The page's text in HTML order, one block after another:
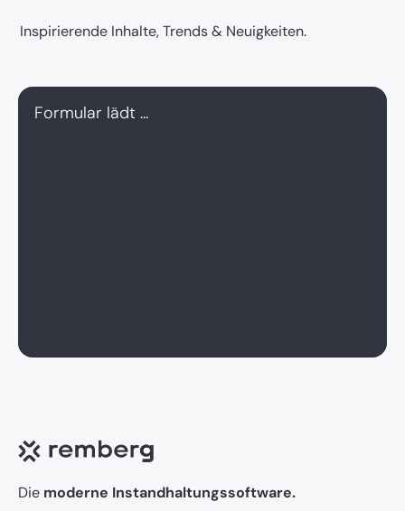
Inspirierende Inhalte, Trends & Neuigkeiten.
Formular lädt ...
Die moderne Instandhaltungssoftware.